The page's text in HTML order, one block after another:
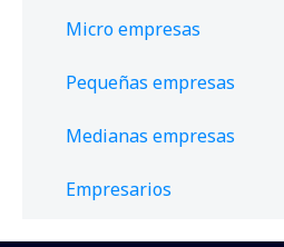
Micro empresas
Pequeñas empresas
Medianas empresas
Empresarios